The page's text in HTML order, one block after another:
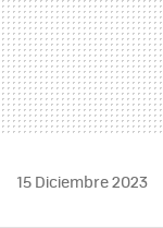
15 Diciembre 2023